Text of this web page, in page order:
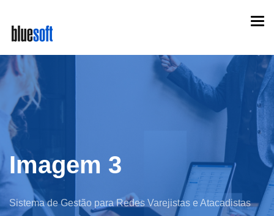
main
content
Imagem 3
Sistema de Gestão para Redes Varejistas e Atacadistas